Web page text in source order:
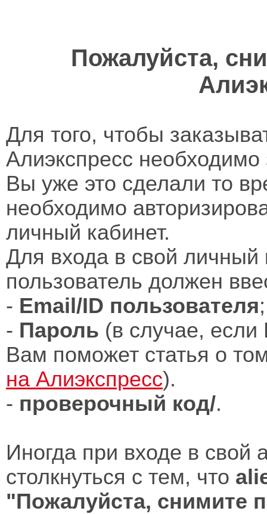
Пожалуйста,
Для того, чтобы
Алиэкспресс необходимо
Вы уже это сделали то
необходимо
личный кабинет.
Для входа в свой личный
пользователь должен
- Email/ID пользователя;
- Пароль (в случае,
Вам поможет статья о
на Алиэкспресс).
- проверочный код/.
Иногда при входе в свой
столкнуться с тем, что
"Пожалуйста, снимите